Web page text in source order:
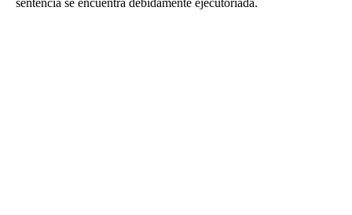
sentencia se encuentra debidamente ejecutoriada.